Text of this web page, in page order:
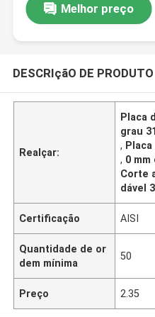
Melhor preço
DESCRIçãO DE PRODUTO
Realçar:
Placa
grau
,
, 0
Corte
dável
Certificação AISI
Quantidade de or
dem mínima
50
Preço 2.35